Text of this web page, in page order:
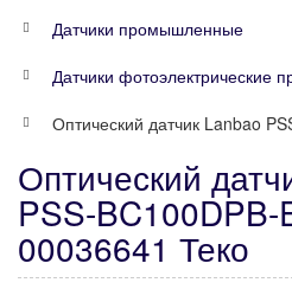
Датчики промышленные
Датчики фотоэлектрические
Оптический датчик Lanbao
Оптический
PSS-BC100DPB-
00036641 Теко